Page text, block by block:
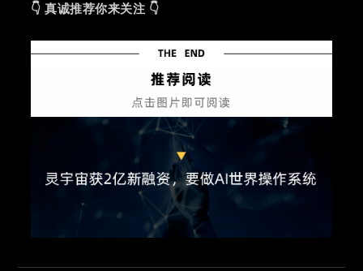
👇真诚推荐你来关注 👇